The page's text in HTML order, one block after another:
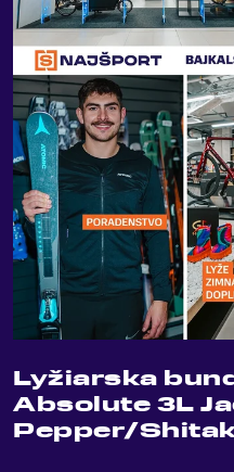
Lyžiarska
Absolute 3L
Pepper/